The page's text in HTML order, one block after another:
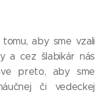
aby sme vzali
a cez šlabikár nás
preto, aby sme
či vedeckej